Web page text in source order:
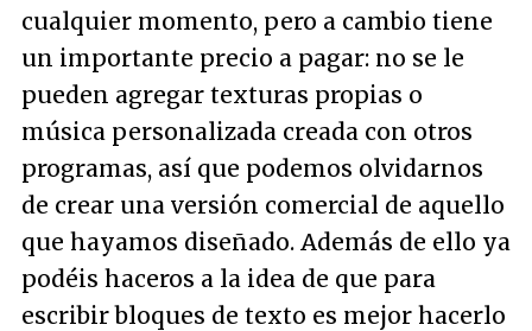
cualquier momento, pero a cambio tiene
un importante precio a pagar: no se le
pueden agregar texturas propias o
música personalizada creada con otros
programas, así que podemos olvidarnos
de crear una versión comercial de aquello
que hayamos diseñado. Además de ello ya
podéis haceros a la idea de que para
escribir bloques de texto es mejor hacerlo